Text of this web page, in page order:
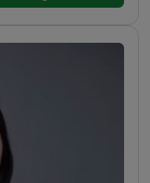
esthétiques du